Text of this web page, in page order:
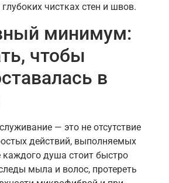
чистках стен и швов.
минимум:
чтобы
в
— это не отсутствие
действий, выполняемых
каждого душа стоит быстро
мыла и волос, протереть